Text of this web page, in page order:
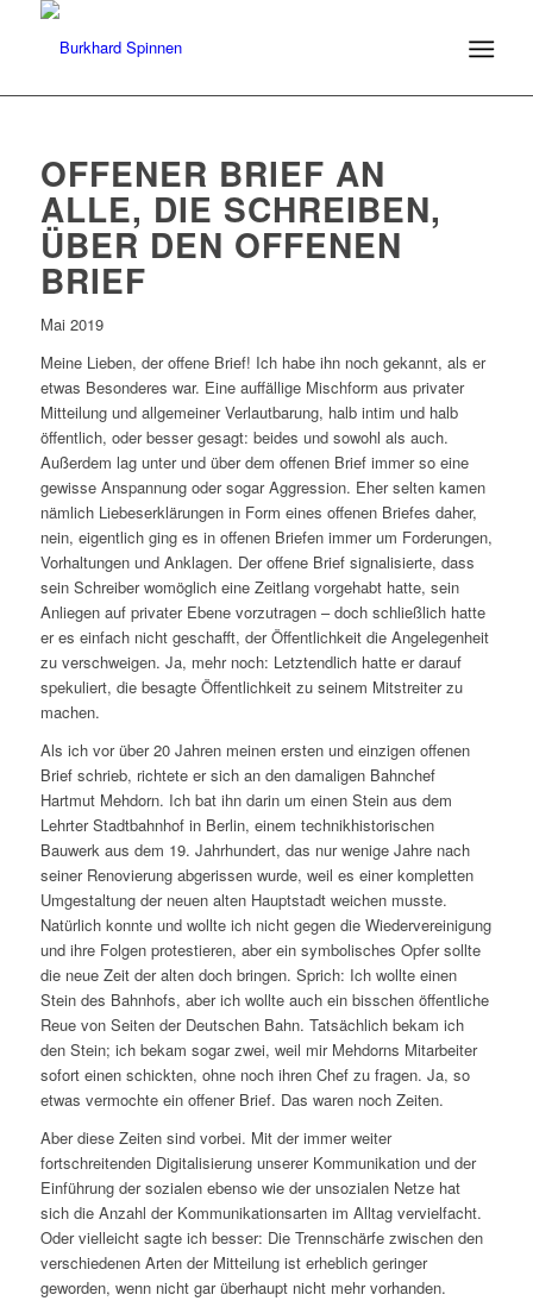
OFFENER BRIEF AN
ALLE, DIE SCHREIBEN,
ÜBER DEN OFFENEN
BRIEF
Mai 2019
Meine Lieben, der offene Brief! Ich habe ihn noch gekannt, als er
etwas Besonderes war. Eine auffällige Mischform aus privater
Mitteilung und allgemeiner Verlautbarung, halb intim und halb
öffentlich, oder besser gesagt: beides und sowohl als auch.
Außerdem lag unter und über dem offenen Brief immer so eine
gewisse Anspannung oder sogar Aggression. Eher selten kamen
nämlich Liebeserklärungen in Form eines offenen Briefes daher,
nein, eigentlich ging es in offenen Briefen immer um Forderungen,
Vorhaltungen und Anklagen. Der offene Brief signalisierte, dass
sein Schreiber womöglich eine Zeitlang vorgehabt hatte, sein
Anliegen auf privater Ebene vorzutragen – doch schließlich hatte
er es einfach nicht geschafft, der Öffentlichkeit die Angelegenheit
zu verschweigen. Ja, mehr noch: Letztendlich hatte er darauf
spekuliert, die besagte Öffentlichkeit zu seinem Mitstreiter zu
machen.
Als ich vor über 20 Jahren meinen ersten und einzigen offenen
Brief schrieb, richtete er sich an den damaligen Bahnchef
Hartmut Mehdorn. Ich bat ihn darin um einen Stein aus dem
Lehrter Stadtbahnhof in Berlin, einem technikhistorischen
Bauwerk aus dem 19. Jahrhundert, das nur wenige Jahre nach
seiner Renovierung abgerissen wurde, weil es einer kompletten
Umgestaltung der neuen alten Hauptstadt weichen musste.
Natürlich konnte und wollte ich nicht gegen die Wiedervereinigung
und ihre Folgen protestieren, aber ein symbolisches Opfer sollte
die neue Zeit der alten doch bringen. Sprich: Ich wollte einen
Stein des Bahnhofs, aber ich wollte auch ein bisschen öffentliche
Reue von Seiten der Deutschen Bahn. Tatsächlich bekam ich
den Stein; ich bekam sogar zwei, weil mir Mehdorns Mitarbeiter
sofort einen schickten, ohne noch ihren Chef zu fragen. Ja, so
etwas vermochte ein offener Brief. Das waren noch Zeiten.
Aber diese Zeiten sind vorbei. Mit der immer weiter
fortschreitenden Digitalisierung unserer Kommunikation und der
Einführung der sozialen ebenso wie der unsozialen Netze hat
sich die Anzahl der Kommunikationsarten im Alltag vervielfacht.
Oder vielleicht sagte ich besser: Die Trennschärfe zwischen den
verschiedenen Arten der Mitteilung ist erheblich geringer
geworden, wenn nicht gar überhaupt nicht mehr vorhanden.